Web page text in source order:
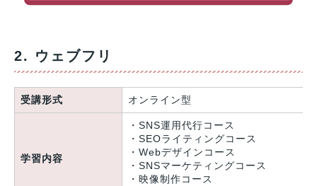
2. ウェブフリ
受講形式 オンライン型
学習内容
・SNS運用代行コース
・SEOライティングコース
・Webデザインコース
・SNSマーケティングコース
・映像制作コース